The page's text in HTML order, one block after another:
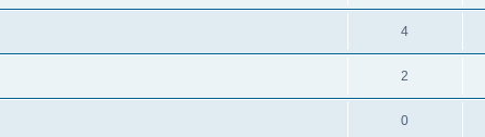
4
2
0